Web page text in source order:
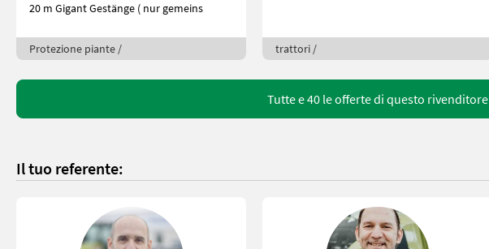
20 m Gigant Gestänge ( nur gemeins
Protezione piante / trattori /
Tutte e 40 le offerte di questo rivenditore
Il tuo referente: